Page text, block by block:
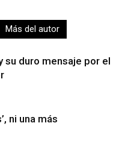
Más del autor
su duro mensaje por el
ni una más